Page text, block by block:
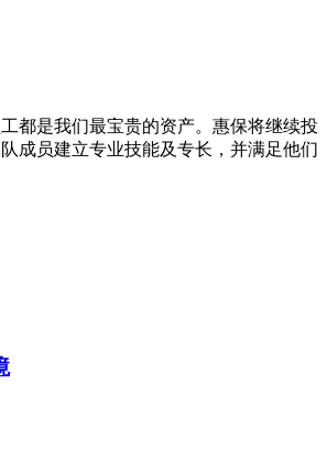
都是我们最宝贵的资产。惠保将继续投
成员建立专业技能及专长，并满足他们